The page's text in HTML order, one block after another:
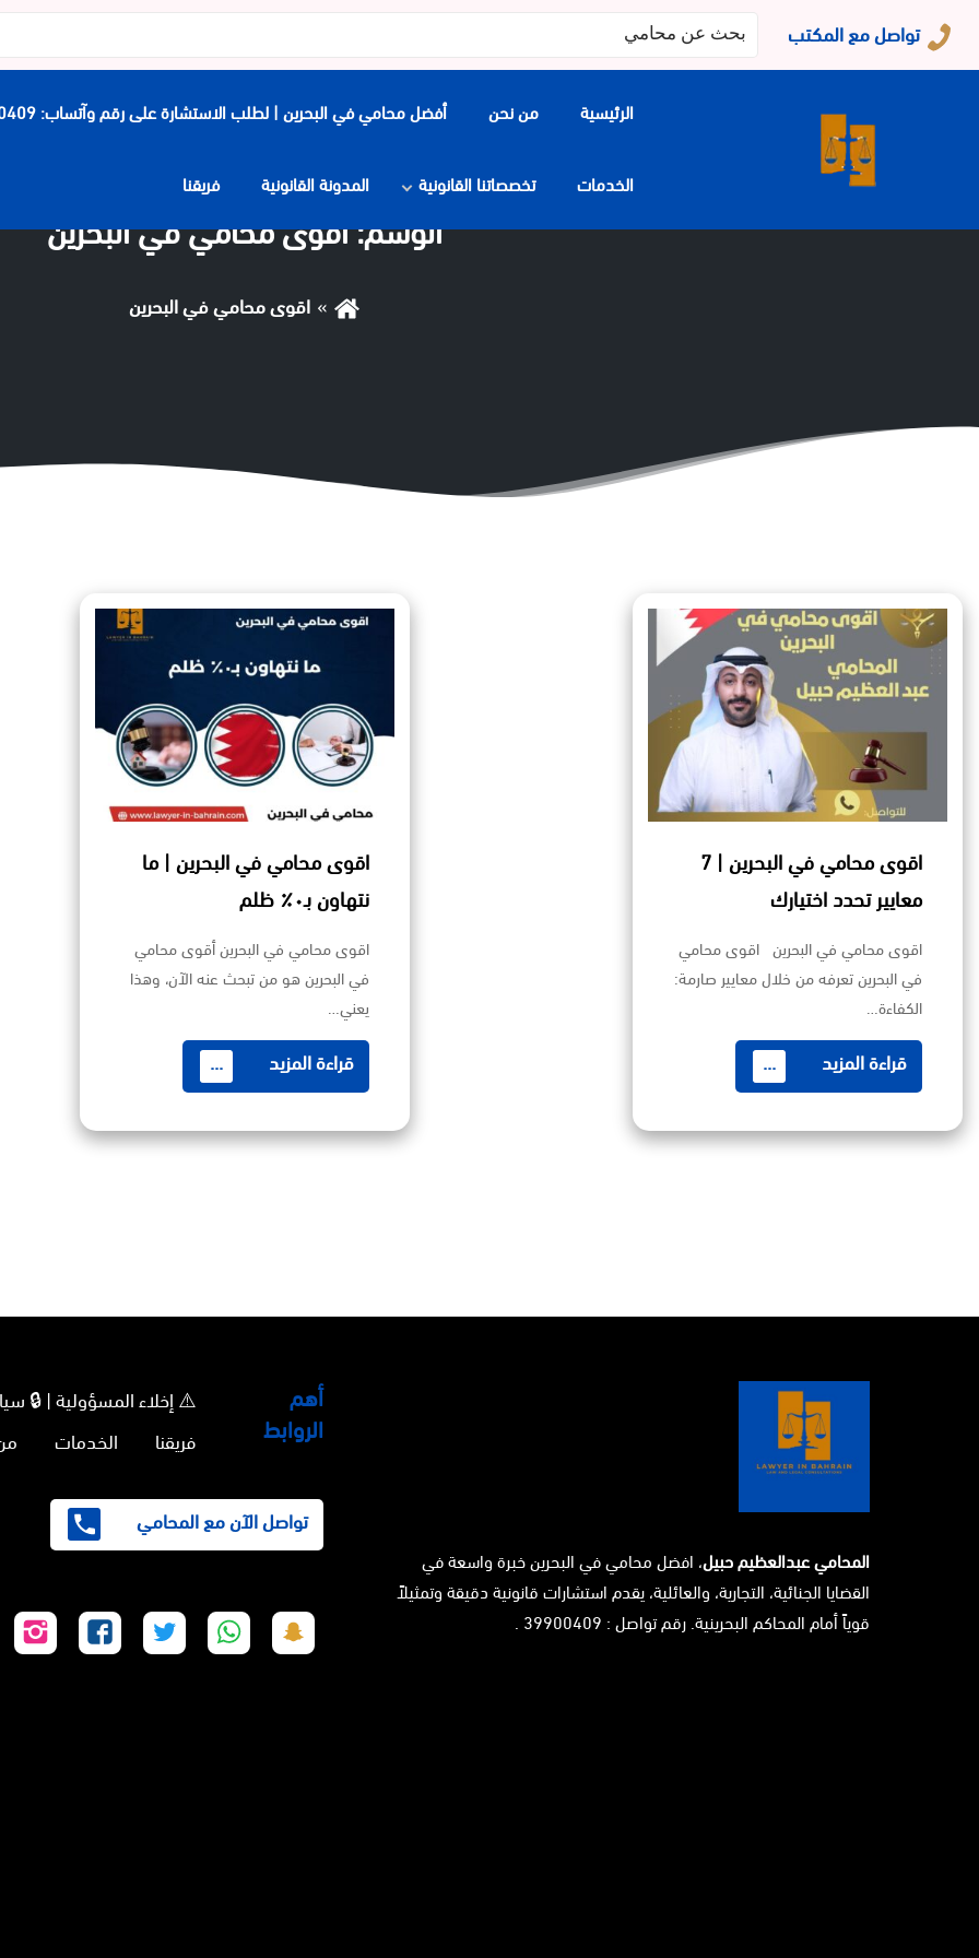
تواصل مع المكتب
البحث
عن:
الرئيسية من نحن أفضل محامي في البحرين | لطلب الاستشارة على رقم وآتساب: 0097339900409
الخدمات تخصصاتنا القانونية المدونة القانونية فريقنا
الوسم:اقوى محامي في البحرين
اقوى محامي في البحرين
اقوى محامي في البحرين | 7
معايير تحدد اختيارك
اقوى محامي في البحرين اقوى محامي
في البحرين تعرفه من خلال معايير صارمة:
الكفاءة…
قراءة المزيد ...
اقوى محامي في البحرين | ما
نتهاون بـ٠٪ ظلم
اقوى محامي في البحرين أقوى محامي
في البحرين هو من تبحث عنه الآن، وهذا
يعني…
قراءة المزيد ...
المحامي عبدالعظيم حبيل، افضل محامي في البحرين خبرة واسعة في
القضايا الجنائية، التجارية، والعائلية، يقدم استشارات قانونية دقيقة وتمثيلاً
قوياً أمام المحاكم البحرينية. رقم تواصل : 39900409 .
أهم
الروابط
⚠️ إخلاء المسؤولية | 🔒
فريقنا
الخدمات
تواصل الآن مع المحامي
على
على
على
على
على